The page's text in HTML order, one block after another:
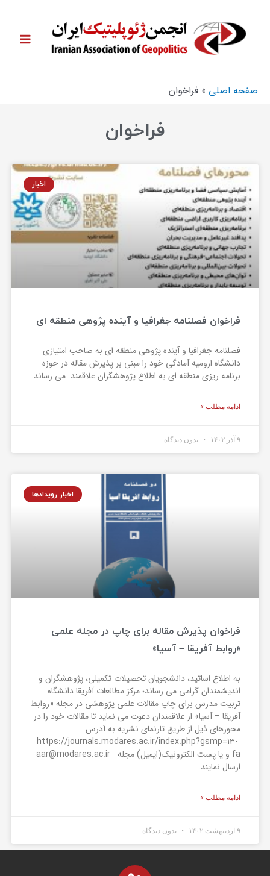
صفحه اصلی فراخوان
فراخوان
اخبار
فراخوان فصلنامه جغرافیا و آینده پژوهی منطقه ای
فصلنامه جغرافیا و آینده پژوهی منطقه ای به صاحب امتیازی
دانشگاه ارومیه آمادگی خود را مبنی بر پذیرش مقاله در حوزه
برنامه ریزی منطقه ای به اطلاع پژوهشگران علاقمند می رساند.
ادامه مطلب »
۹ آذر ۱۴۰۲ بدون دیدگاه
اخبار رویدادها
فراخوان پذیرش مقاله برای چاپ در مجله علمی
«روابط آفریقا – آسیا»
به اطلاع اساتید، دانشجویان تحصیلات تکمیلی، پژوهشگران و
اندیشمندان گرامی می رساند؛ مرکز مطالعات آفریقا دانشگاه
تربیت مدرس برای چاپ مقالات علمی پژوهشی در مجله «روابط
آفریقا – آسیا» از علاقمندان دعوت می نماید تا مقالات خود را در
محورهای ذیل از طریق تارنمای نشریه به آدرس
https://journals.modares.ac.ir/index.php?gsmp=13-
ارسال نمایند.
ادامه مطلب »
۹ اردیبهشت ۱۴۰۲ بدون دیدگاه